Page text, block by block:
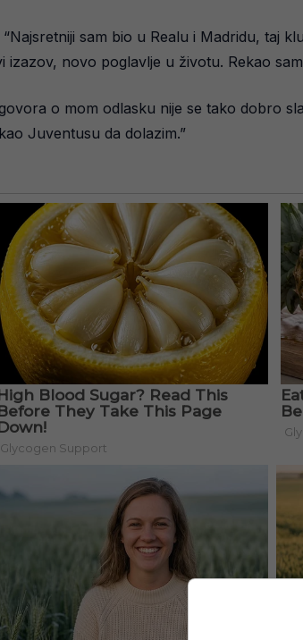
“Najsretniji sam bio u Realu i Madridu, taj
izazov, novo poglavlje u životu. Rekao
o mom odlasku nije se tako dobro
Juventusu da dolazim.”